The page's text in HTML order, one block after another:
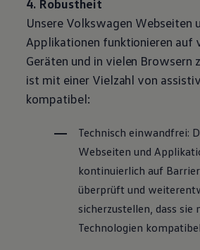
4. Robustheit
Unsere Volkswagen Webseiten
Applikationen funktionieren auf
Geräten und in vielen Browsern
ist mit einer Vielzahl von
kompatibel:
Technisch einwandfrei:
Webseiten und
kontinuierlich auf
überprüft und
sicherzustellen, dass sie
Technologien